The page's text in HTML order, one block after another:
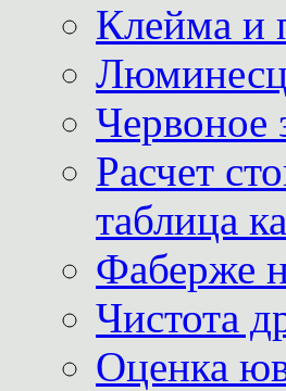
Клейма и
Червоное
Расчет
таблица
Фаберже
Чистота
Оценка